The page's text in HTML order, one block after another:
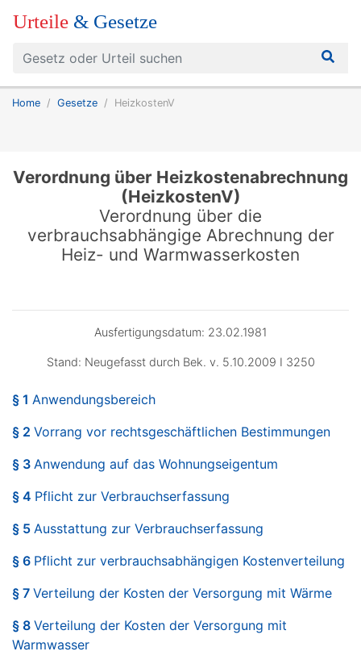
Urteile & Gesetze
Home Gesetze HeizkostenV
Verordnung über Heizkostenabrechnung
(HeizkostenV)
Verordnung über die
verbrauchsabhängige Abrechnung der
Heiz- und Warmwasserkosten
Ausfertigungsdatum: 23.02.1981
Stand: Neugefasst durch Bek. v. 5.10.2009 I 3250
§ 1 Anwendungsbereich
§ 2 Vorrang vor rechtsgeschäftlichen Bestimmungen
§ 3 Anwendung auf das Wohnungseigentum
§ 4 Pflicht zur Verbrauchserfassung
§ 5 Ausstattung zur Verbrauchserfassung
§ 6 Pflicht zur verbrauchsabhängigen Kostenverteilung
§ 7 Verteilung der Kosten der Versorgung mit Wärme
§ 8 Verteilung der Kosten der Versorgung mit
Warmwasser